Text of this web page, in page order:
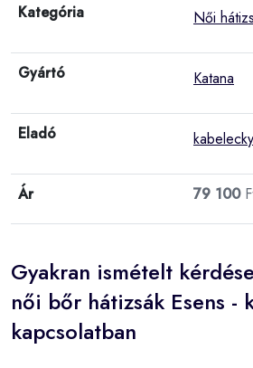
Kategória Női
Gyártó Katana
Eladó
Ár 79 100
Gyakran ismételt
női bőr hátizsák Esens -
kapcsolatban